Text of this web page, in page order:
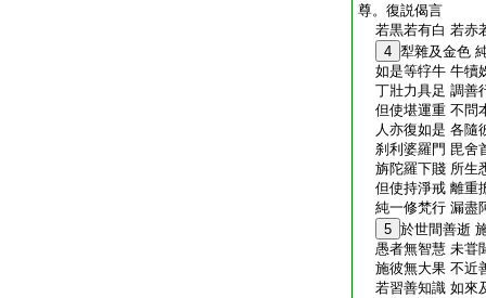
尊。復説偈言
若黒若有白 若赤
4 犁雜及金色
如是等牸牛 牛犢
丁壯力具足 調善
但使堪運重 不問
人亦復如是 各隨
刹利婆羅門 毘舍
旃陀羅下賤 所生
但使持淨戒 離重
純一修梵行 漏盡
5 於世間善逝
愚者無智慧 未甞
施彼無大果 不近
若習善知識 如來